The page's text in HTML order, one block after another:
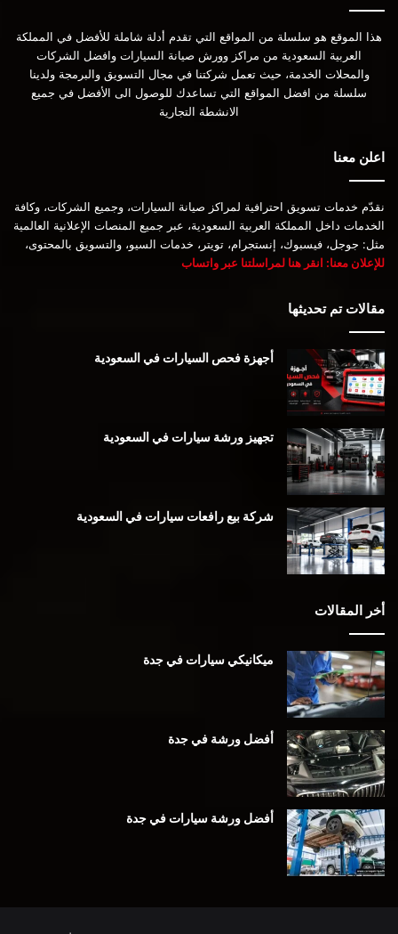
هذا الموقع هو سلسلة من المواقع التي تقدم أدلة شاملة للأفضل في المملكة
العربية السعودية من مراكز وورش صيانة السيارات وافضل الشركات
والمحلات الخدمة، حيث تعمل شركتنا في مجال التسويق والبرمجة ولدينا
سلسلة من افضل المواقع التي تساعدك للوصول الى الأفضل في جميع
الانشطة التجارية
اعلن معنا
نقدّم خدمات تسويق احترافية لمراكز صيانة السيارات، وجميع الشركات، وكافة
الخدمات داخل المملكة العربية السعودية، عبر جميع المنصات الإعلانية العالمية
مثل: جوجل، فيسبوك، إنستجرام، تويتر، خدمات السيو، والتسويق بالمحتوى،
للإعلان معنا: انقر هنا لمراسلتنا عبر واتساب
مقالات تم تحديثها
أجهزة فحص السيارات في السعودية
تجهيز ورشة سيارات في السعودية
شركة بيع رافعات سيارات في السعودية
أخر المقالات
ميكانيكي سيارات في جدة
أفضل ورشة في جدة
أفضل ورشة سيارات في جدة